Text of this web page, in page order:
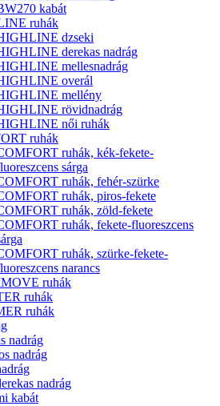
kabát
ruhák
dzseki
derekas nadrág
mellesnadrág
overál
mellény
rövidnadrág
női ruhák
ruhák
ruhák, kék-fekete-
sárga
ruhák, fehér-szürke
ruhák, piros-fekete
ruhák, zöld-fekete
ruhák, fekete-fluoreszcens
ruhák, szürke-fekete-
narancs
ruhák
ruhák
ruhák
nadrág
nadrág
nadrág
kabát